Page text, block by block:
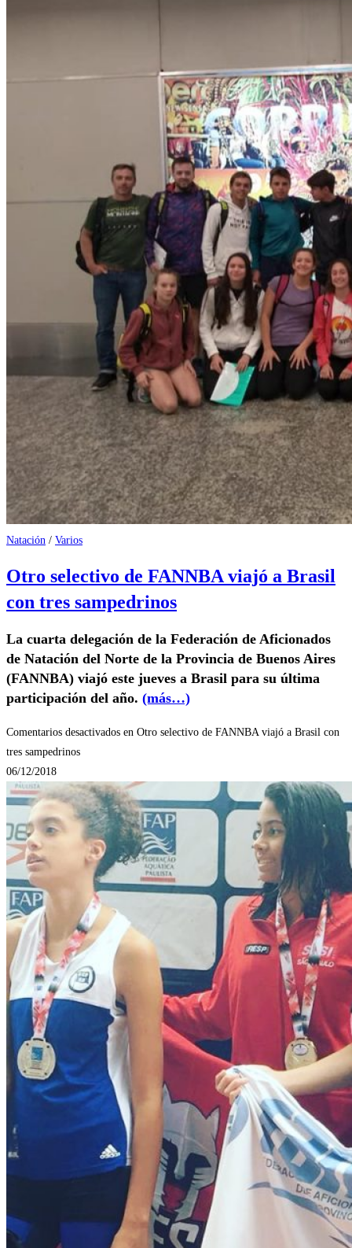
Natación / Varios
Otro selectivo de FANNBA viajó a Brasil
con tres sampedrinos
La cuarta delegación de la Federación de Aficionados
de Natación del Norte de la Provincia de Buenos Aires
(FANNBA) viajó este jueves a Brasil para su última
participación del año. (más…)
Comentarios desactivados en Otro selectivo de FANNBA viajó a Brasil con
tres sampedrinos
06/12/2018